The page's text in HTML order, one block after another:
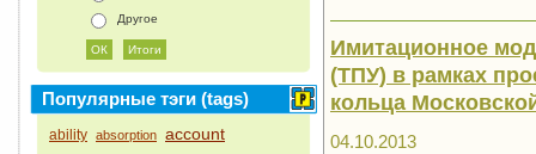
Другое
Популярные тэги (tags)
ability absorption account
Имитационное
(ТПУ) в рамках
кольца
04.10.2013